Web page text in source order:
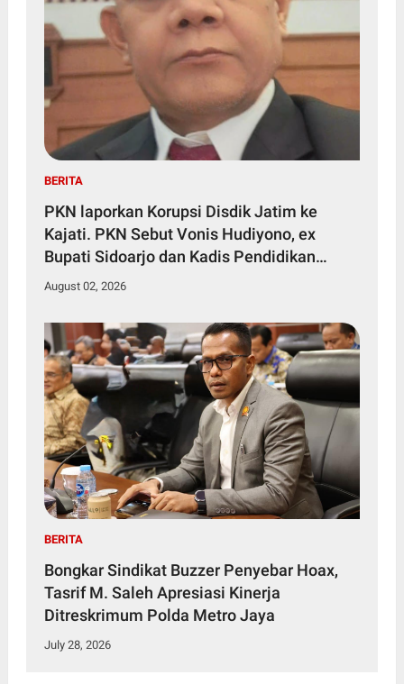
BERITA
PKN laporkan Korupsi Disdik Jatim ke
Kajati. PKN Sebut Vonis Hudiyono, ex
Bupati Sidoarjo dan Kadis Pendidikan
Jatim Bukti Peran Serta Masyarakat
August 02, 2026
BERITA
Bongkar Sindikat Buzzer Penyebar Hoax,
Tasrif M. Saleh Apresiasi Kinerja
Ditreskrimum Polda Metro Jaya
July 28, 2026